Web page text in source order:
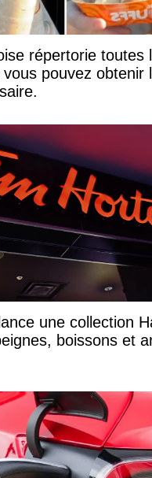
répertorie toutes
pouvez obtenir
une collection
boissons et